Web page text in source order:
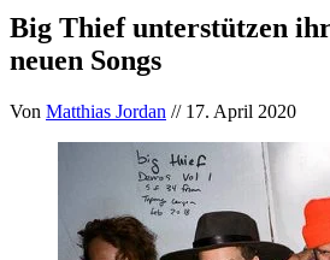
Big Thief unterstützen
neuen Songs
Von Matthias Jordan // 17. April 2020